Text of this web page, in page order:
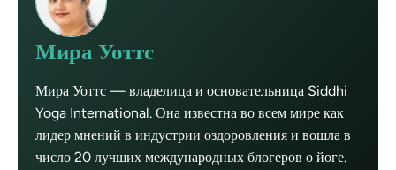
Мира Уоттс
Мира Уоттс — владелица и основательница Siddhi
Yoga International. Она известна во всем мире как
лидер мнений в индустрии оздоровления и вошла в
число 20 лучших международных блогеров о йоге.